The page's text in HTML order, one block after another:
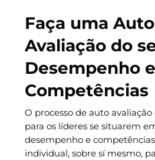
Faça uma Auto
Avaliação do
Desempenho
Competências
O processo de auto
para os líderes se situarem
desempenho e
individual, sobre sí mesmo,